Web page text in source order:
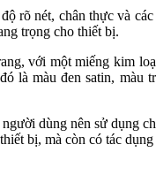
rõ nét, chân thực và
trọng cho thiết bị.
với một miếng kim
màu đen satin,
dùng nên sử dụng
bị, mà còn có tác